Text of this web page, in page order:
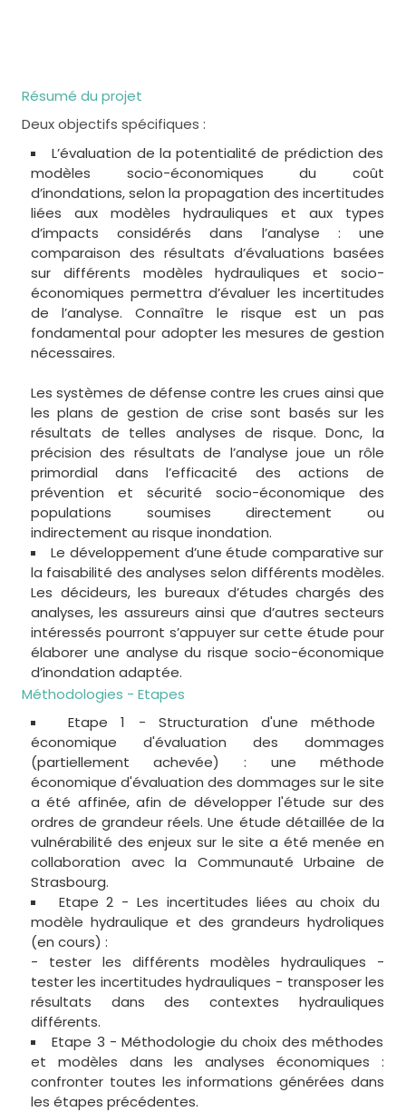
Résumé du projet
Deux objectifs spécifiques :
L’évaluation de la potentialité de prédiction des
modèles socio-économiques du coût
d’inondations, selon la propagation des incertitudes
liées aux modèles hydrauliques et aux types
d’impacts considérés dans l’analyse : une
comparaison des résultats d’évaluations basées
sur différents modèles hydrauliques et socio-
économiques permettra d’évaluer les incertitudes
de l’analyse. Connaître le risque est un pas
fondamental pour adopter les mesures de gestion
nécessaires.
Les systèmes de défense contre les crues ainsi que
les plans de gestion de crise sont basés sur les
résultats de telles analyses de risque. Donc, la
précision des résultats de l’analyse joue un rôle
primordial dans l’efficacité des actions de
prévention et sécurité socio-économique des
populations soumises directement ou
indirectement au risque inondation.
Le développement d’une étude comparative sur
la faisabilité des analyses selon différents modèles.
Les décideurs, les bureaux d’études chargés des
analyses, les assureurs ainsi que d’autres secteurs
intéressés pourront s’appuyer sur cette étude pour
élaborer une analyse du risque socio-économique
d’inondation adaptée.
Méthodologies - Etapes
Etape 1 - Structuration d'une méthode
économique d'évaluation des dommages
(partiellement achevée) : une méthode
économique d'évaluation des dommages sur le site
a été affinée, afin de développer l'étude sur des
ordres de grandeur réels. Une étude détaillée de la
vulnérabilité des enjeux sur le site a été menée en
collaboration avec la Communauté Urbaine de
Strasbourg.
Etape 2 - Les incertitudes liées au choix du
modèle hydraulique et des grandeurs hydroliques
(en cours) :
- tester les différents modèles hydrauliques -
tester les incertitudes hydrauliques - transposer les
résultats dans des contextes hydrauliques
différents.
Etape 3 - Méthodologie du choix des méthodes
et modèles dans les analyses économiques :
confronter toutes les informations générées dans
les étapes précédentes.